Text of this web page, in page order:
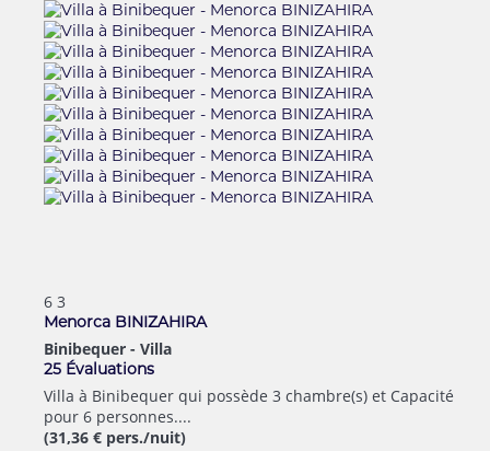
6 3
Menorca BINIZAHIRA
Binibequer - Villa
25 Évaluations
Villa à Binibequer qui possède 3 chambre(s) et Capacité
pour 6 personnes....
(31,36 € pers./nuit)